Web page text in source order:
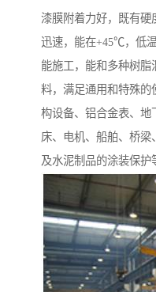
漆膜附着力好，既有硬
迅速，能在+45℃，低
能施工，能和多种树
料，满足通用和特殊的
构设备、铝合金表、地
床、电机、船舶、桥
及水泥制品的涂装保护